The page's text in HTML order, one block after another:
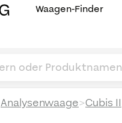
Waagen-Finder
Analysenwaage>Cubis II